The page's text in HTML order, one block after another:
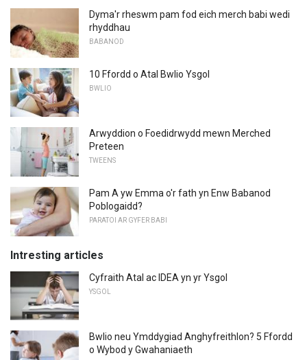
Dyma'r rheswm pam fod eich merch babi wedi
rhyddhau
BABANOD
10 Ffordd o Atal Bwlio Ysgol
BWLIO
Arwyddion o Foedidrwydd mewn Merched
Preteen
TWEENS
Pam A yw Emma o'r fath yn Enw Babanod
Poblogaidd?
PARATOI AR GYFER BABI
Intresting articles
Cyfraith Atal ac IDEA yn yr Ysgol
YSGOL
Bwlio neu Ymddygiad Anghyfreithlon? 5 Ffordd
o Wybod y Gwahaniaeth